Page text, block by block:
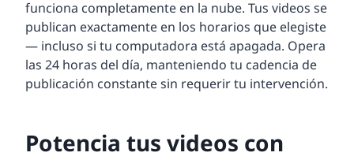
funciona completamente en la nube. Tus videos se
publican exactamente en los horarios que elegiste
— incluso si tu computadora está apagada. Opera
las 24 horas del día, manteniendo tu cadencia de
publicación constante sin requerir tu intervención.
Potencia tus videos con